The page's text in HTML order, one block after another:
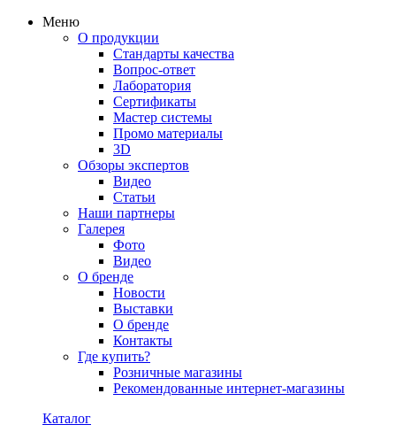
Меню
О продукции
Стандарты качества
Вопрос-ответ
Лаборатория
Сертификаты
Мастер системы
Промо материалы
3D
Обзоры экспертов
Видео
Статьи
Наши партнеры
Галерея
Фото
Видео
О бренде
Новости
Выставки
О бренде
Контакты
Где купить?
Розничные магазины
Рекомендованные интернет-магазины
Каталог